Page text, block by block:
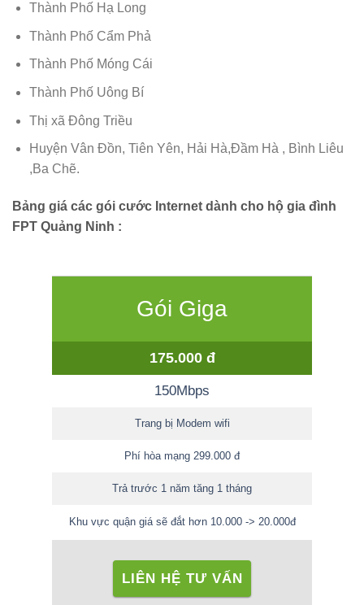
Thành Phố Hạ Long
Thành Phố Cẩm Phả
Thành Phố Móng Cái
Thành Phố Uông Bí
Thị xã Đông Triều
Huyện Vân Đồn, Tiên Yên, Hải Hà,Đầm Hà , Bình Liêu
,Ba Chẽ.
Bảng giá các gói cước Internet dành cho hộ gia đình
FPT Quảng Ninh :
Gói Giga
175.000 đ
150Mbps
Trang bị Modem wifi
Phí hòa mạng 299.000 đ
Trả trước 1 năm tăng 1 tháng
Khu vực quận giá sẽ đắt hơn 10.000 -> 20.000đ
LIÊN HỆ TƯ VẤN